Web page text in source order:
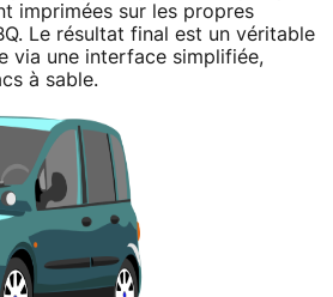
imprimées sur les propres
Le résultat final est un véritable
via une interface simplifiée,
à sable.